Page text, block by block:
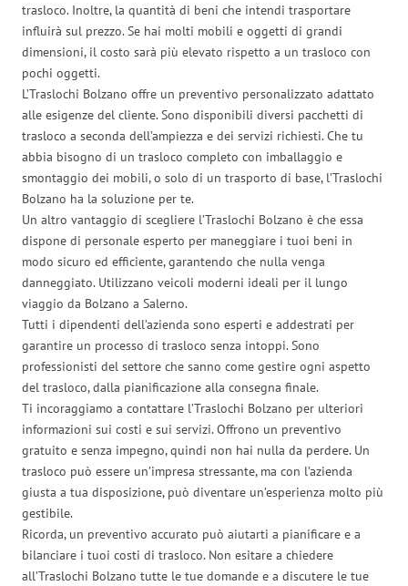
trasloco. Inoltre, la quantità di beni che intendi trasportare
influirà sul prezzo. Se hai molti mobili e oggetti di grandi
dimensioni, il costo sarà più elevato rispetto a un trasloco con
pochi oggetti.
L’Traslochi Bolzano offre un preventivo personalizzato adattato
alle esigenze del cliente. Sono disponibili diversi pacchetti di
trasloco a seconda dell’ampiezza e dei servizi richiesti. Che tu
abbia bisogno di un trasloco completo con imballaggio e
smontaggio dei mobili, o solo di un trasporto di base, l’Traslochi
Bolzano ha la soluzione per te.
Un altro vantaggio di scegliere l’Traslochi Bolzano è che essa
dispone di personale esperto per maneggiare i tuoi beni in
modo sicuro ed efficiente, garantendo che nulla venga
danneggiato. Utilizzano veicoli moderni ideali per il lungo
viaggio da Bolzano a Salerno.
Tutti i dipendenti dell’azienda sono esperti e addestrati per
garantire un processo di trasloco senza intoppi. Sono
professionisti del settore che sanno come gestire ogni aspetto
del trasloco, dalla pianificazione alla consegna finale.
Ti incoraggiamo a contattare l’Traslochi Bolzano per ulteriori
informazioni sui costi e sui servizi. Offrono un preventivo
gratuito e senza impegno, quindi non hai nulla da perdere. Un
trasloco può essere un’impresa stressante, ma con l’azienda
giusta a tua disposizione, può diventare un’esperienza molto più
gestibile.
Ricorda, un preventivo accurato può aiutarti a pianificare e a
bilanciare i tuoi costi di trasloco. Non esitare a chiedere
all’Traslochi Bolzano tutte le tue domande e a discutere le tue